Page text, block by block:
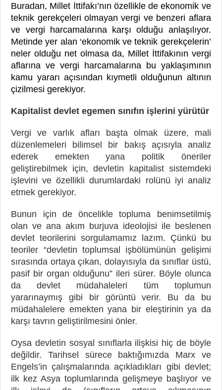
Buradan, Millet İttifakı’nın özellikle de ekonomik ve
teknik gerekçeleri olmayan vergi ve benzeri aflara
ve vergi harcamalarına karşı olduğu anlaşılıyor.
Metinde yer alan ‘ekonomik ve teknik gerekçelerin’
neler olduğu net olmasa da, Millet İttifakının vergi
aflarına ve vergi harcamalarına bu yaklaşımının
kamu yararı açısından kıymetli olduğunun altının
çizilmesi gerekiyor.
Kapitalist devlet egemen sınıfın işlerini yürütür
Vergi ve varlık afları başta olmak üzere, mali
düzenlemeleri bilimsel bir bakış açısıyla analiz
ederek emekten yana politik öneriler
geliştirebilmek için, devletin kapitalist sistemdeki
işlevini ve özellikli durumlardaki rolünü iyi analiz
etmek gerekiyor.
Bunun için de öncelikle topluma benimsetilmiş
olan ve ana akım burjuva ideolojisi ile beslenen
devlet teorilerini sorgulamamız lazım. Çünkü bu
teoriler “devletin toplumsal işbölümünün gelişimi
sırasında ortaya çıkan, dolayısıyla da sınıflar üstü,
pasif bir organ olduğunu” ileri sürer. Böyle olunca
da devlet müdahaleleri tüm toplumun
yararınaymış gibi bir görüntü verir. Bu da bu
müdahalelere emekten yana bir eleştirinin ya da
karşı tavrın geliştirilmesini önler.
Oysa devletin sosyal sınıflarla ilişkisi hiç de böyle
değildir. Tarihsel sürece baktığımızda Marx ve
Engels’in çalışmalarında açıkladıkları gibi devlet;
ilk kez Asya toplumlarında gelişmeye başlıyor ve